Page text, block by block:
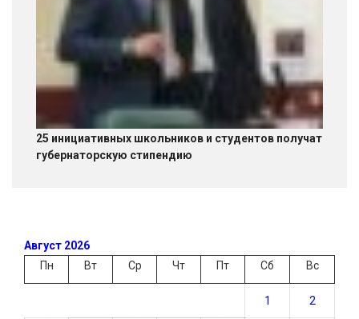
25 инициативных школьников и студентов получат
губернаторскую стипендию
Август 2026
Пн
Вт Ср Чт Пт Сб Вс
1 2